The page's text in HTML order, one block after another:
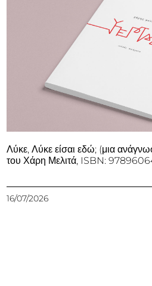
Λύκε, Λύκε είσαι εδώ; (μια
του Χάρη Μελιτά, ISBN:
16/07/2026